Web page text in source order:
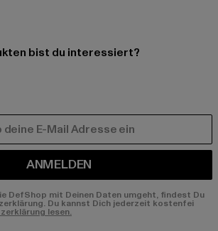
bist du interessiert?
ANMELDEN
DefShop mit Deinen Daten umgeht, findest Du
Du kannst Dich jederzeit kostenfei
lesen.